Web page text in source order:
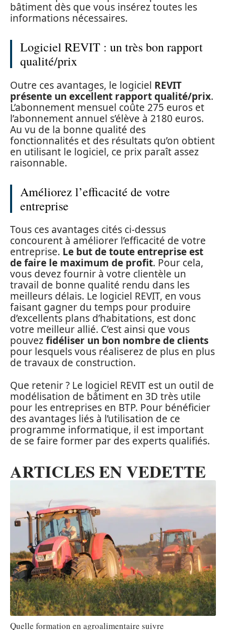
bâtiment dès que vous insérez toutes les
informations nécessaires.
Logiciel REVIT : un très bon rapport
qualité/prix
Outre ces avantages, le logiciel REVIT
présente un excellent rapport qualité/prix.
L’abonnement mensuel coûte 275 euros et
l’abonnement annuel s’élève à 2180 euros.
Au vu de la bonne qualité des
fonctionnalités et des résultats qu’on obtient
en utilisant le logiciel, ce prix paraît assez
raisonnable.
Améliorez l’efficacité de votre
entreprise
Tous ces avantages cités ci-dessus
concourent à améliorer l’efficacité de votre
entreprise. Le but de toute entreprise est
de faire le maximum de profit. Pour cela,
vous devez fournir à votre clientèle un
travail de bonne qualité rendu dans les
meilleurs délais. Le logiciel REVIT, en vous
faisant gagner du temps pour produire
d’excellents plans d’habitations, est donc
votre meilleur allié. C’est ainsi que vous
pouvezfidéliser un bon nombre de clients
pour lesquels vous réaliserez de plus en plus
de travaux de construction.
Que retenir ? Le logiciel REVIT est un outil de
modélisation de bâtiment en 3D très utile
pour les entreprises en BTP. Pour bénéficier
des avantages liés à l’utilisation de ce
programme informatique, il est important
de se faire former par des experts qualifiés.
ARTICLES EN VEDETTE
Quelle formation en agroalimentaire suivre